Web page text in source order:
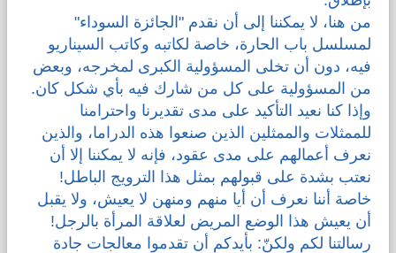
من هنا، لا يمكننا إلى أن نقدم "الجائزة السوداء"
لمسلسل باب الحارة، خاصة لكاتبه وكاتب السيناريو
فيه، دون أن تخلى المسؤولية الكبرى لمخرجه، وبعض
من المسؤولية على كل من شارك فيه بأي شكل كان.
وإذا كنا نعيد التأكيد على مدى تقديرنا واحترامنا
للممثلات والممثلين الذين صنعوا هذه الدراما، والذين
نعرف أعمالهم على مدى عقود، فإنه لا يمكننا إلا أن
نعتب بشدة على قبولهم بمثل هذا الترويج الباطل!
خاصة أننا نعرف أن أيا منهم ومنهن لا يعيش، ولا يقبل
أن يعيش هذا الوضع المريض لعلاقة المرأة بالرجل!
رسالتنا لكم ولكنّ: بأيدكم أن تقدموا معالجات جادة